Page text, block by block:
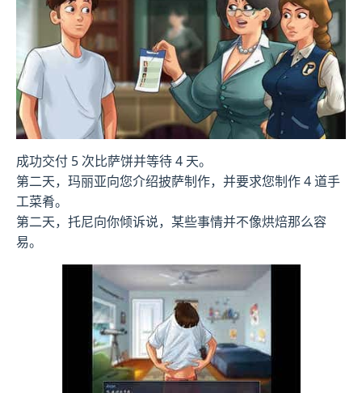
成功交付 5 次比萨饼并等待 4 天。
第二天，玛丽亚向您介绍披萨制作，并要求您制作 4 道手
工菜肴。
第二天，托尼向你倾诉说，某些事情并不像烘焙那么容
易。